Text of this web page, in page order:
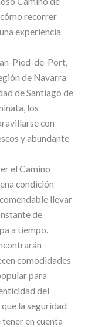
recorrer
experiencia
Pied-de-Port,
de Navarra
de Santiago de
los
con
y abundante
el Camino
condición
llevar
de
a tiempo.
comodidades
para
del
la seguridad
en cuenta